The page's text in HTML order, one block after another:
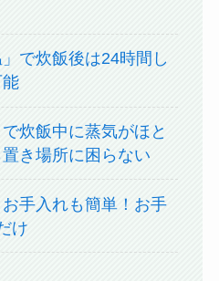
」で炊飯後は24時間し
で炊飯中に蒸気がほと
き場所に困らない
手入れも簡単！お手
け